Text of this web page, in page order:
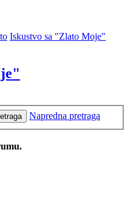
Iskustvo sa "Zlato Moje"
Napredna pretraga